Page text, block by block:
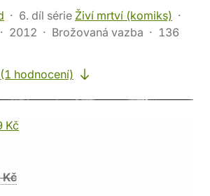
6. díl série Živí mrtví (komiks)
2012 Brožovaná vazba
136
(1 hodnocení)
Kč
Kč